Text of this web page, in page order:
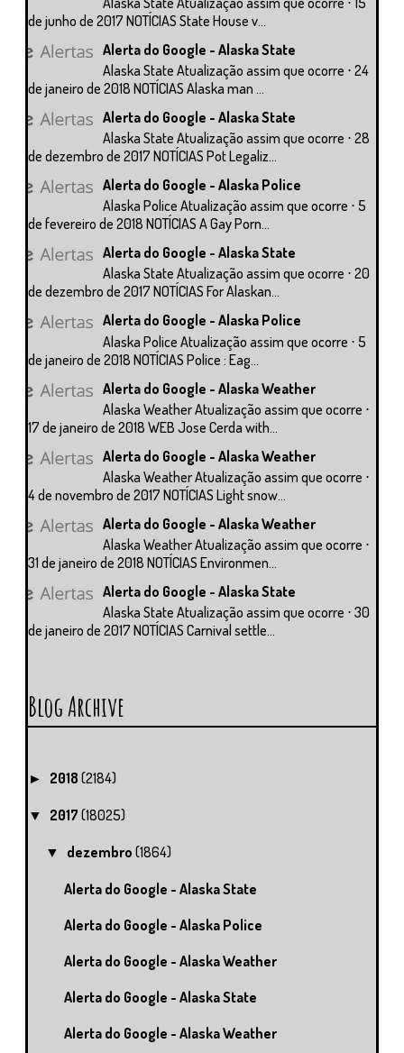
de junho de 2017 NOTÍCIAS State House v...
Alerta do Google - Alaska State
Alaska State Atualização assim que ocorre ⋅ 24
de janeiro de 2018 NOTÍCIAS Alaska man ...
Alerta do Google - Alaska State
Alaska State Atualização assim que ocorre ⋅ 28
de dezembro de 2017 NOTÍCIAS Pot Legaliz...
Alerta do Google - Alaska Police
Alaska Police Atualização assim que ocorre ⋅ 5
de fevereiro de 2018 NOTÍCIAS A Gay Porn...
Alerta do Google - Alaska State
Alaska State Atualização assim que ocorre ⋅ 20
de dezembro de 2017 NOTÍCIAS For Alaskan...
Alerta do Google - Alaska Police
Alaska Police Atualização assim que ocorre ⋅ 5
de janeiro de 2018 NOTÍCIAS Police : Eag...
Alerta do Google - Alaska Weather
Alaska Weather Atualização assim que ocorre ⋅
17 de janeiro de 2018 WEB Jose Cerda with...
Alerta do Google - Alaska Weather
Alaska Weather Atualização assim que ocorre ⋅
4 de novembro de 2017 NOTÍCIAS Light snow...
Alerta do Google - Alaska Weather
Alaska Weather Atualização assim que ocorre ⋅
31 de janeiro de 2018 NOTÍCIAS Environmen...
Alerta do Google - Alaska State
Alaska State Atualização assim que ocorre ⋅ 30
de janeiro de 2017 NOTÍCIAS Carnival settle...
Blog Archive
► 2018 (2184)
▼ 2017 (18025)
▼ dezembro(1864)
Alerta do Google - Alaska State
Alerta do Google - Alaska Police
Alerta do Google - Alaska Weather
Alerta do Google - Alaska State
Alerta do Google - Alaska Weather